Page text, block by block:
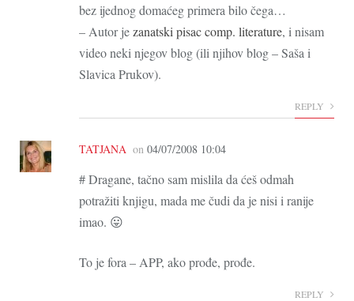
bez ijednog domaćeg primera bilo čega…
– Autor jezanatski pisac comp. literature, i nisam
video neki njegov blog (ili njihov blog – Saša i
Slavica Prukov).
REPLY
TATJANA on 04/07/2008 10:04
# Dragane, tačno sam mislila da ćeš odmah
potražiti knjigu, mada me čudi da je nisi i ranije
imao. 😛
To je fora – APP, ako prođe, prođe.
REPLY